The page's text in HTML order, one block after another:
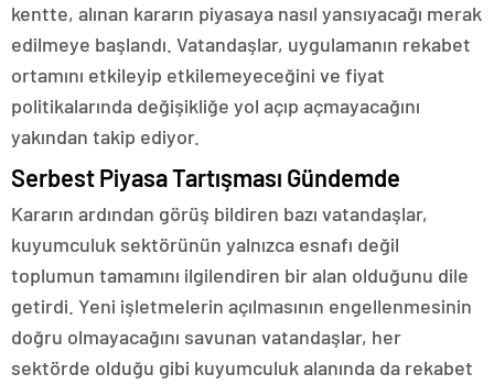
kentte, alınan kararın piyasaya nasıl yansıyacağı merak
edilmeye başlandı. Vatandaşlar, uygulamanın rekabet
ortamını etkileyip etkilemeyeceğini ve fiyat
politikalarında değişikliğe yol açıp açmayacağını
yakından takip ediyor.
Serbest Piyasa Tartışması Gündemde
Kararın ardından görüş bildiren bazı vatandaşlar,
kuyumculuk sektörünün yalnızca esnafı değil
toplumun tamamını ilgilendiren bir alan olduğunu dile
getirdi. Yeni işletmelerin açılmasının engellenmesinin
doğru olmayacağını savunan vatandaşlar, her
sektörde olduğu gibi kuyumculuk alanında da rekabet